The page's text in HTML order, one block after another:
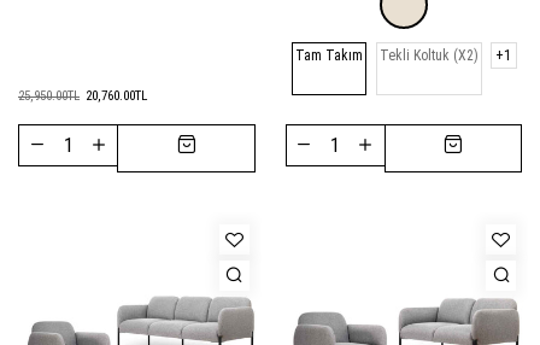
25,950.00TL 20,760.00TL
Tam Takım Tekli Koltuk (X2) +1